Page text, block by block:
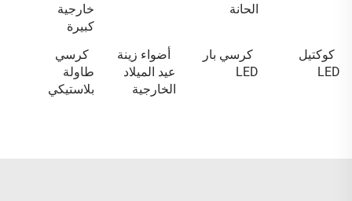
الحانة
خارجية
كبيرة
كوكتيل
LED
كرسي بار
LED
أضواء زينة
عيد الميلاد
الخارجية
كرسي
طاولة
بلاستيكي